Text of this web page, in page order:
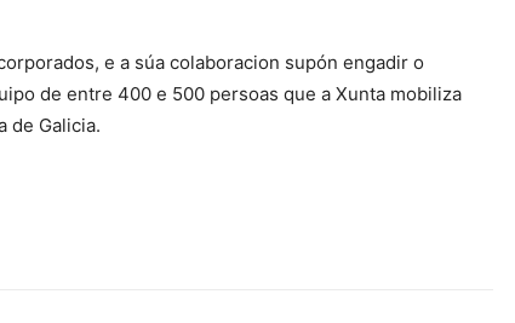
e a súa colaboracion supón engadir o
de entre 400 e 500 persoas que a Xunta mobiliza
de Galicia.